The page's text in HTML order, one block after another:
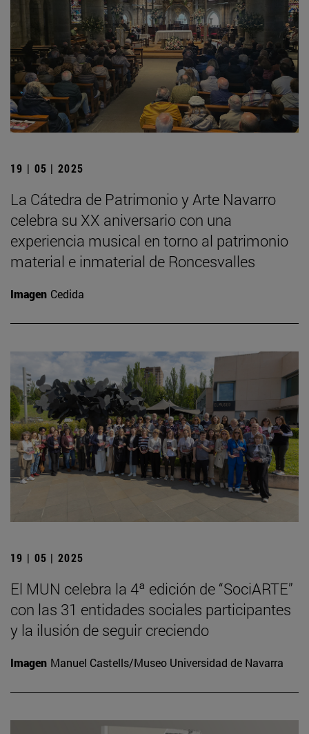
19 | 05 | 2025
La Cátedra de Patrimonio y Arte Navarro
celebra su XX aniversario con una
experiencia musical en torno al patrimonio
material e inmaterial de Roncesvalles
Imagen Cedida
19 | 05 | 2025
El MUN celebra la 4ª edición de “SociARTE”
con las 31 entidades sociales participantes
y la ilusión de seguir creciendo
Imagen Manuel Castells/Museo Universidad de Navarra